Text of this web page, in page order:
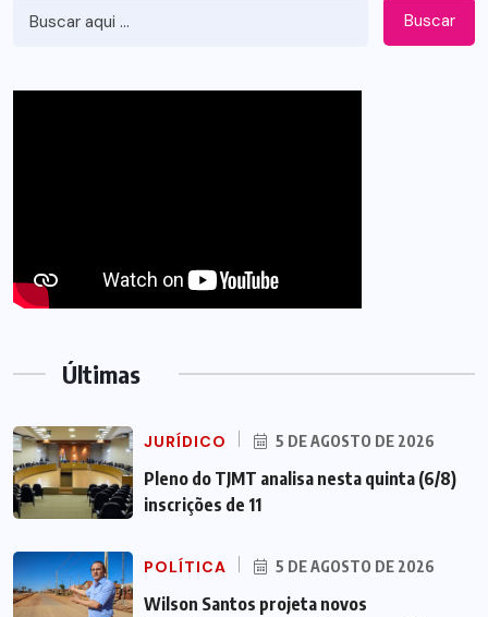
Buscar
Últimas
JURÍDICO 5 DE AGOSTO DE 2026
Pleno do TJMT analisa nesta quinta (6/8)
inscrições de 11
POLÍTICA 5 DE AGOSTO DE 2026
Wilson Santos projeta novos